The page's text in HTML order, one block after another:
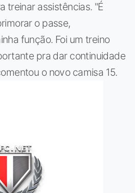
treinar assistências. "É
o passe,
função. Foi um treino
pra dar continuidade
o novo camisa 15.